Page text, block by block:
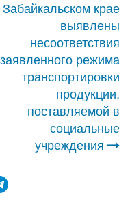
крае
выявлены
несоответствия
заявленного режима
транспортировки
продукции,
поставляемой в
социальные
учреждения